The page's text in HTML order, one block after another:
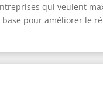
qui veulent
pour améliorer le